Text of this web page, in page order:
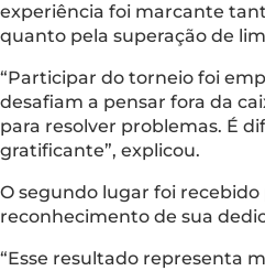
experiência foi marcante
quanto pela superação de
“Participar do torneio foi
desafiam a pensar fora da
para resolver problemas. É
gratificante”, explicou.
O segundo lugar foi
reconhecimento de sua
“Esse resultado representa